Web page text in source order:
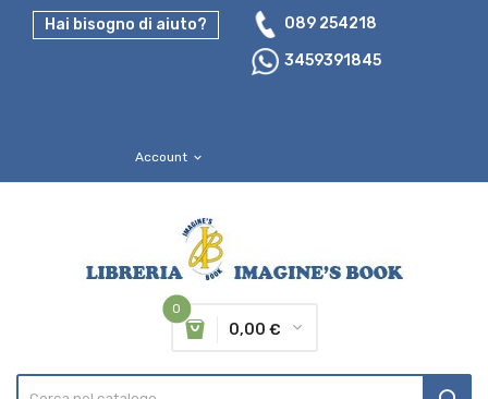
Hai bisogno di aiuto?
089 254218
3459391845
Account expand_more
0
0,00 €